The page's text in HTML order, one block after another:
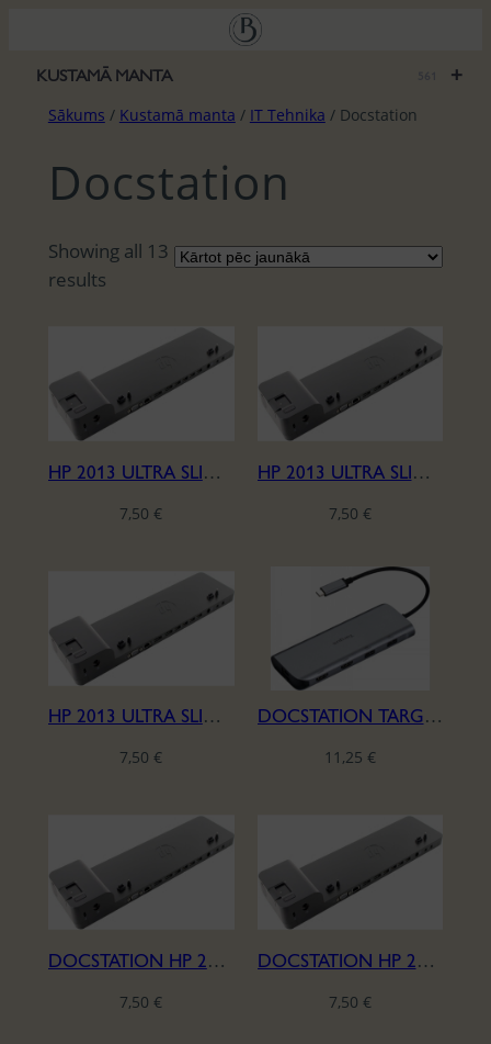
saturu
+
KUSTAMĀ MANTA
Sākums / Kustamā manta / IT Tehnika / Docstation
Docstation
Showing all 13
resultsS
t
d
y
s
t
HP 2013 ULTRA SLIM DOCKING STATION
7,50€
HP 2013 ULTRA SLIM DOCKING STATION
7,50 €
HP 2013 ULTRA SLIM DOCKING STATION
7,50€
DOCSTATION TARGUS
11,25 €
DOCSTATION HP 2013
7,50€
DOCSTATION HP 2013
7,50 €